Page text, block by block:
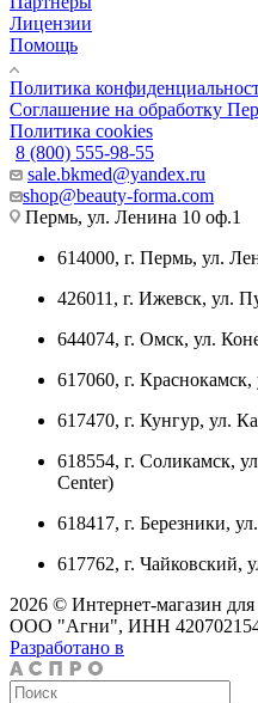
Лицензии
Помощь
Политика
Соглашение на обработку
Политика cookies
8 (800) 555-98-55
sale.bkmed@yandex.ru
shop@beauty-forma.com
Пермь, ул. Ленина 10 оф.1
614000, г. Пермь, ул.
426011, г. Ижевск, ул.
644074, г. Омск, ул.
617060, г.
617470, г. Кунгур, ул.
618554, г. Соликамск,
Center)
618417, г. Березники,
617762, г.
2026 © Интернет-магазин для
ООО "Агни", ИНН
Разработано в